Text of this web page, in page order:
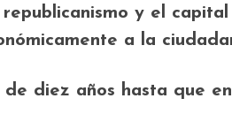
y el
a la
diez años hasta que